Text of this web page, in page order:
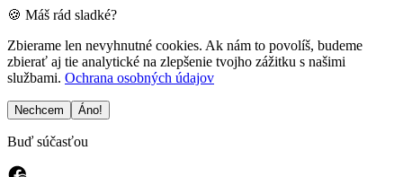
🍪 Máš rád sladké?
Zbierame len nevyhnutné cookies. Ak nám to povolíš, budeme
zbierať aj tie analytické na zlepšenie tvojho zážitku s našimi
službami. Ochrana osobných údajov
Nechcem Áno!
Buď súčasťou